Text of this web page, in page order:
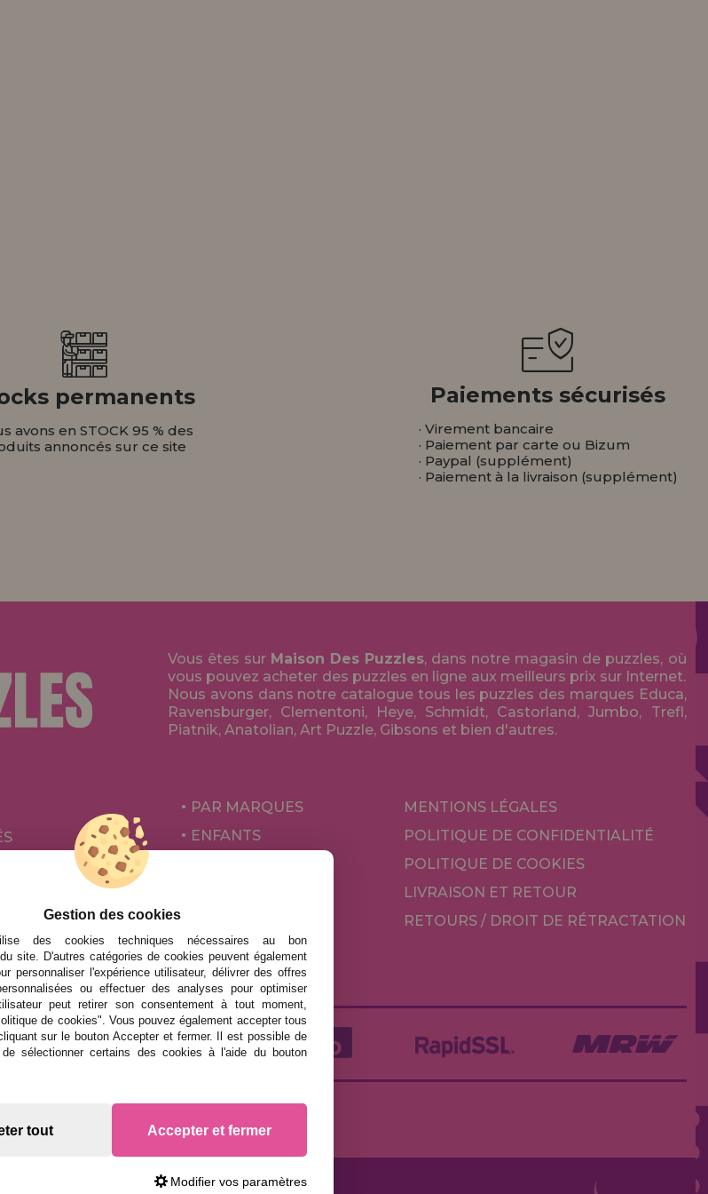
permanents
avons en STOCK 95 % des
annoncés sur ce site
Paiements sécurisés
· Virement bancaire
· Paiement par carte ou Bizum
· Paypal (supplément)
· Paiement à la livraison (supplément)
Vous êtes sur Maison Des Puzzles, dans notre magasin de puzzles, où
vous pouvez acheter des puzzles en ligne aux meilleurs prix sur Internet.
Nous avons dans notre catalogue tous les puzzles des marques Educa,
Ravensburger, Clementoni, Heye, Schmidt, Castorland, Jumbo, Trefl,
Piatnik, Anatolian, Art Puzzle, Gibsons et bien d'autres.
ET OFFRES
PAR MARQUES
ENFANTS
JEUX DE SOCIÉTÉ
MENTIONS LÉGALES
POLITIQUE DE CONFIDENTIALITÉ
POLITIQUE DE COOKIES
LIVRAISON ET RETOUR
RETOURS / DROIT DE RÉTRACTATION
Gestion des cookies
des cookies techniques nécessaires au bon
site. D'autres catégories de cookies peuvent également
personnaliser l'expérience utilisateur, délivrer des offres
ou effectuer des analyses pour optimiser
peut retirer son consentement à tout moment,
de cookies". Vous pouvez également accepter tous
sur le bouton Accepter et fermer. Il est possible de
sélectionner certains des cookies à l'aide du bouton
tout Accepter et fermer
Modifier vos paramètres